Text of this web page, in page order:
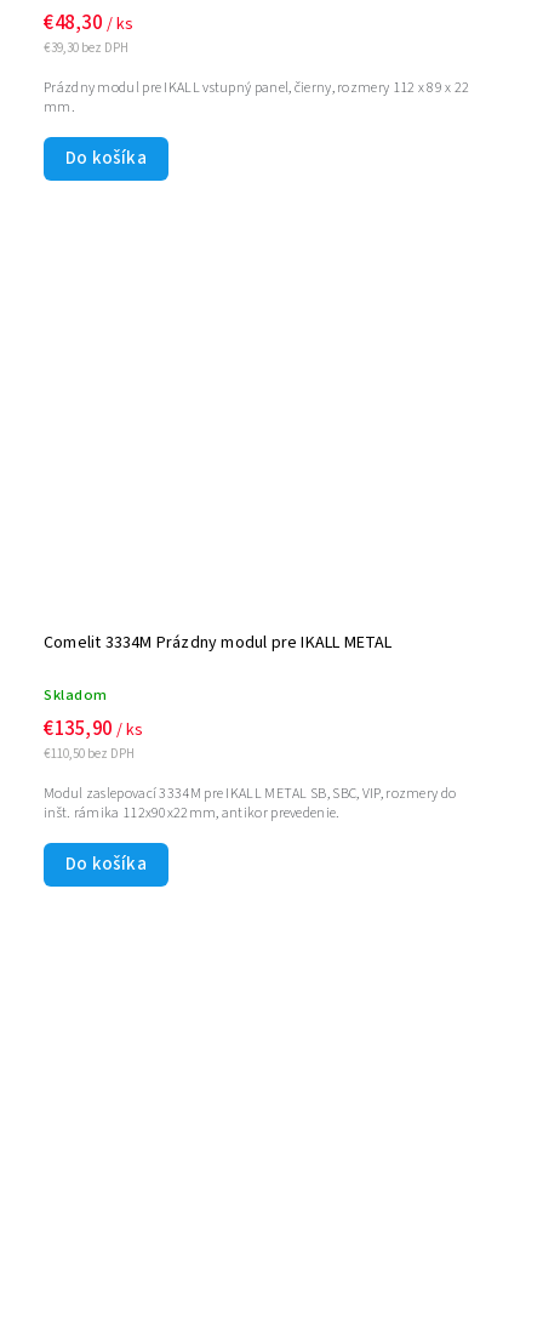
€39,30 bez DPH
€48,30 / ks
Do košíka
Prázdny modul pre IKALL vstupný panel, čierny, rozmery 112 x 89 x 22
mm.
Comelit 3334M Prázdny modul pre IKALL METAL
Skladom
€110,50 bez DPH
€135,90 / ks
Do košíka
Modul zaslepovací 3334M pre IKALL METAL SB, SBC, VIP, rozmery do
inšt. rámika 112x90x22mm, antikor prevedenie.